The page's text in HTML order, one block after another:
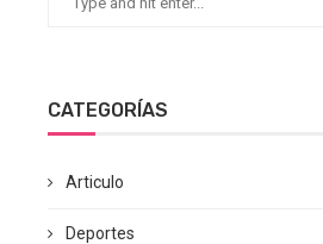
CATEGORÍAS
Articulo
Deportes